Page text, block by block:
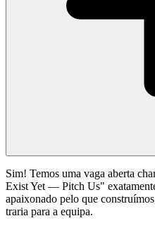
Sim! Temos uma vaga aberta
Exist Yet — Pitch Us"
apaixonado pelo que
traria para a equipa.